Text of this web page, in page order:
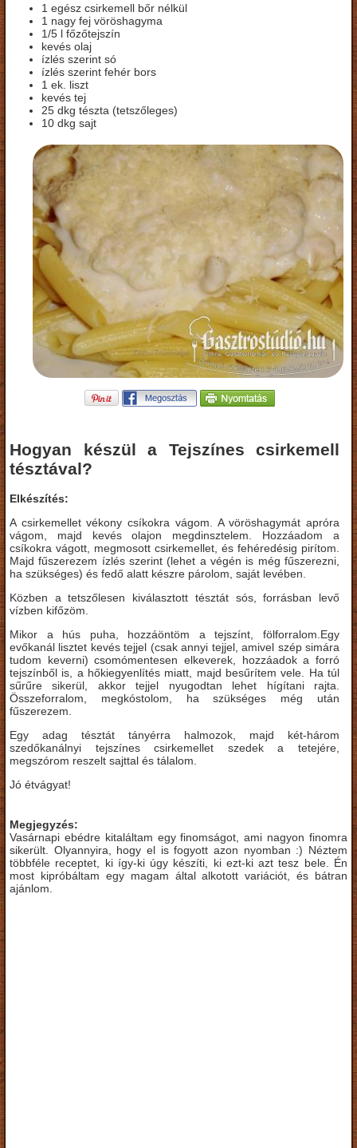
1 egész csirkemell bőr nélkül
1 nagy fej vöröshagyma
1/5 l főzőtejszín
kevés olaj
ízlés szerint só
ízlés szerint fehér bors
1 ek. liszt
kevés tej
25 dkg tészta (tetszőleges)
10 dkg sajt
Hogyan készül a Tejszínes csirkemell
tésztával?
Elkészítés:
A csirkemellet vékony csíkokra vágom. A vöröshagymát apróra
vágom, majd kevés olajon megdinsztelem. Hozzáadom a
csíkokra vágott, megmosott csirkemellet, és fehéredésig pirítom.
Majd fűszerezem ízlés szerint (lehet a végén is még fűszerezni,
ha szükséges) és fedő alatt készre párolom, saját levében.
Közben a tetszőlesen kiválasztott tésztát sós, forrásban levő
vízben kifőzöm.
Mikor a hús puha, hozzáöntöm a tejszínt, fölforralom.Egy
evőkanál lisztet kevés tejjel (csak annyi tejjel, amivel szép simára
tudom keverni) csomómentesen elkeverek, hozzáadok a forró
tejszínből is, a hőkiegyenlítés miatt, majd besűrítem vele. Ha túl
sűrűre sikerül, akkor tejjel nyugodtan lehet hígítani rajta.
Összeforralom, megkóstolom, ha szükséges még után
fűszerezem.
Egy adag tésztát tányérra halmozok, majd két-három
szedőkanálnyi tejszínes csirkemellet szedek a tetejére,
megszórom reszelt sajttal és tálalom.
Jó étvágyat!
Megjegyzés:
Vasárnapi ebédre kitaláltam egy finomságot, ami nagyon finomra
sikerült. Olyannyira, hogy el is fogyott azon nyomban :) Néztem
többféle receptet, ki így-ki úgy készíti, ki ezt-ki azt tesz bele. Én
most kipróbáltam egy magam által alkotott variációt, és bátran
ajánlom.